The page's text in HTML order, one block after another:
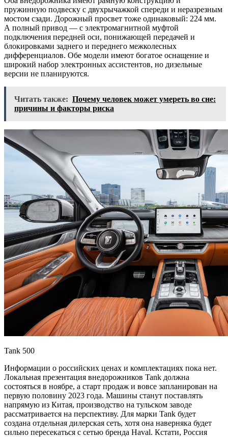
пружинную подвеску с двухрычажкой спереди и неразрезным
мостом сзади. Дорожный просвет тоже одинаковый: 224 мм.
А полный привод — с электромагнитной муфтой
подключения передней оси, понижающей передачей и
блокировками заднего и переднего межколесных
дифференциалов. Обе модели имеют богатое оснащение и
широкий набор электронных ассистентов, но дизельные
версии не планируются.
Читать также: Почему человек может умереть во сне:
причины и факторы риска
Tank 500
Информации о российских ценах и комплектациях пока нет.
Локальная презентация внедорожников Tank должна
состояться в ноябре, а старт продаж и вовсе запланирован на
первую половину 2023 года. Машины станут поставлять
напрямую из Китая, производство на тульском заводе
рассматривается на перспективу. Для марки Tank будет
создана отдельная дилерская сеть, хотя она наверняка будет
сильно пересекаться с сетью бренда Haval. Кстати, Россия